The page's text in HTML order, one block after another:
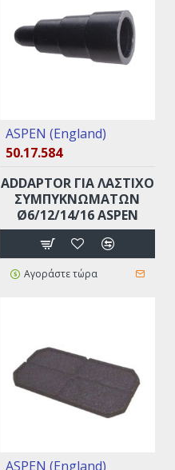
ASPEN (England)
50.17.584
ADDAPTOR ΓΙΑ ΛΆΣΤΙΧΟ
ΣΥΜΠΥΚΝΩΜΆΤΩΝ
Ø6/12/14/16 ASPEN
Αγοράστε τώρα
ASPEN (England)